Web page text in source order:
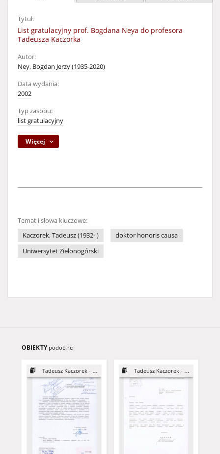
Tytuł:
List gratulacyjny prof. Bogdana Neya do profesora
Tadeusza Kaczorka
Autor:
Ney, Bogdan Jerzy (1935-2020)
Data wydania:
2002
Typ zasobu:
list gratulacyjny
Więcej
Temat i słowa kluczowe:
Kaczorek, Tadeusz (1932- )
doktor honoris causa
Uniwersytet Zielonogórski
OBIEKTY podobne
Tadeusz Kaczorek - DHC Tadeusz Kaczorek - DHC